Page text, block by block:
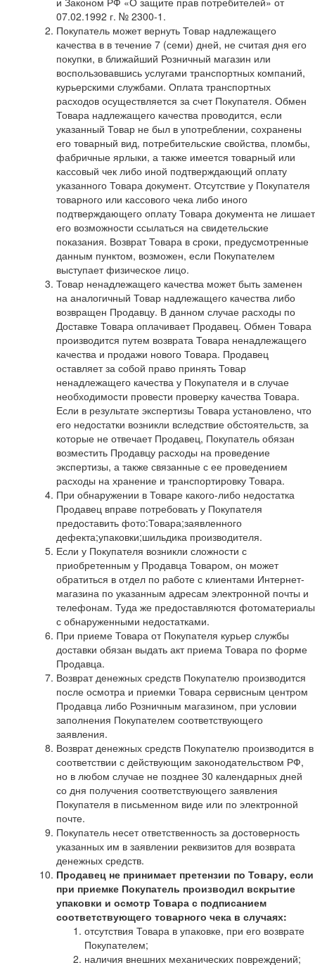
07.02.1992 г. № 2300-1.
Покупатель может вернуть Товар надлежащего
качества в в течение 7 (семи) дней, не считая дня его
покупки, в ближайший Розничный магазин или
воспользовавшись услугами транспортных компаний,
курьерскими службами. Оплата транспортных
расходов осуществляется за счет Покупателя. Обмен
Товара надлежащего качества проводится, если
указанный Товар не был в употреблении, сохранены
его товарный вид, потребительские свойства, пломбы,
фабричные ярлыки, а также имеется товарный или
кассовый чек либо иной подтверждающий оплату
указанного Товара документ. Отсутствие у Покупателя
товарного или кассового чека либо иного
подтверждающего оплату Товара документа не лишает
его возможности ссылаться на свидетельские
показания. Возврат Товара в сроки, предусмотренные
данным пунктом, возможен, если Покупателем
выступает физическое лицо.
Товар ненадлежащего качества может быть заменен
на аналогичный Товар надлежащего качества либо
возвращен Продавцу. В данном случае расходы по
Доставке Товара оплачивает Продавец. Обмен Товара
производится путем возврата Товара ненадлежащего
качества и продажи нового Товара. Продавец
оставляет за собой право принять Товар
ненадлежащего качества у Покупателя и в случае
необходимости провести проверку качества Товара.
Если в результате экспертизы Товара установлено, что
его недостатки возникли вследствие обстоятельств, за
которые не отвечает Продавец, Покупатель обязан
возместить Продавцу расходы на проведение
экспертизы, а также связанные с ее проведением
расходы на хранение и транспортировку Товара.
При обнаружении в Товаре какого-либо недостатка
Продавец вправе потребовать у Покупателя
предоставить фото:Товара;заявленного
дефекта;упаковки;шильдика производителя.
Если у Покупателя возникли сложности с
приобретенным у Продавца Товаром, он может
обратиться в отдел по работе с клиентами Интернет-
магазина по указанным адресам электронной почты и
телефонам. Туда же предоставляются фотоматериалы
с обнаруженными недостатками.
При приеме Товара от Покупателя курьер службы
доставки обязан выдать акт приема Товара по форме
Продавца.
Возврат денежных средств Покупателю производится
после осмотра и приемки Товара сервисным центром
Продавца либо Розничным магазином, при условии
заполнения Покупателем соответствующего
заявления.
Возврат денежных средств Покупателю производится в
соответствии с действующим законодательством РФ,
но в любом случае не позднее 30 календарных дней
со дня получения соответствующего заявления
Покупателя в письменном виде или по электронной
почте.
Покупатель несет ответственность за достоверность
указанных им в заявлении реквизитов для возврата
денежных средств.
Продавец не принимает претензии по Товару, если
при приемке Покупатель производил вскрытие
упаковки и осмотр Товара с подписанием
соответствующего товарного чека в случаях:
отсутствия Товара в упаковке, при его возврате
Покупателем;
наличия внешних механических повреждений;